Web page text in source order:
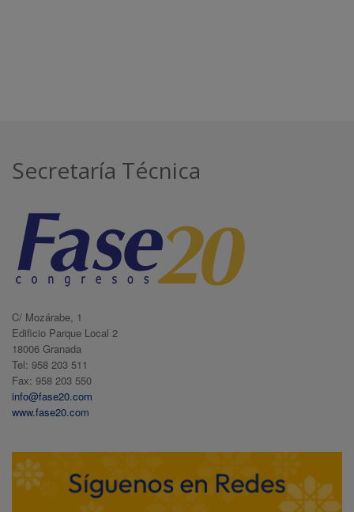
Secretaría Técnica
C/ Mozárabe, 1
Edificio Parque Local 2
18006 Granada
Tel: 958 203 511
Fax: 958 203 550
info@fase20.com
www.fase20.com